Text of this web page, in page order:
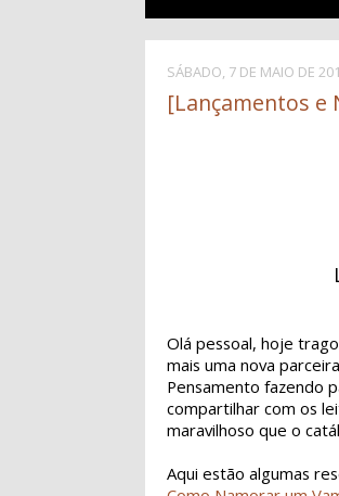
SÁBADO, 7 DE MAIO DE
[Lançamentos e
Olá pessoal, hoje
mais uma nova
Pensamento fazendo
compartilhar com os
maravilhoso que o
Aqui estão algumas